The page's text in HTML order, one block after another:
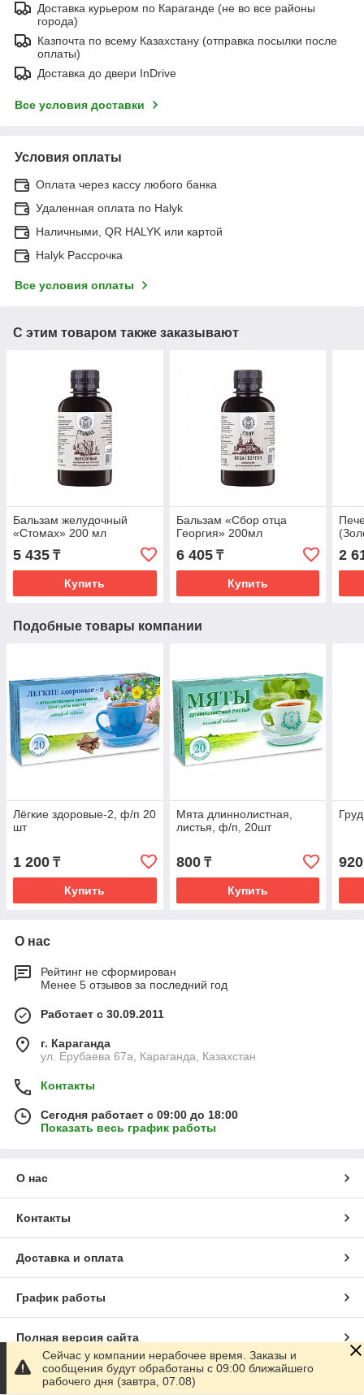
Доставка курьером по Караганде (не во все районы
города)
Казпочта по всему Казахстану (отправка посылки после
оплаты)
Доставка до двери InDrive
Все условия доставки
Условия оплаты
Оплата через кассу любого банка
Удаленная оплата по Halyk
Наличными, QR HALYK или картой
Halyk Рассрочка
Все условия оплаты
С этим товаром также заказывают
Бальзам желудочный
«Стомах» 200 мл
5 435 ₸
Купить
Бальзам «Сбор отца
Георгия» 200мл
6 405₸
Купить
2
Подобные товары компании
Лёгкие здоровые-2, ф/п 20
шт
1 200 ₸
Купить
Мята длиннолистная,
листья, ф/п, 20шт
800₸
Купить
920
О нас
Рейтинг не сформирован
Менее 5 отзывов за последний год
Работает с 30.09.2011
г. Караганда
ул. Ерубаева 67а, Караганда, Казахстан
Контакты
Сегодня работает с 09:00 до 18:00
Показать весь график работы
О нас
Контакты
Доставка и оплата
График работы
Полная версия сайта
Сайт создан на маркетплейсеSatu.kz
Сейчас у компании нерабочее время. Заказы и
сообщения будут обработаны с 09:00 ближайшего
рабочего дня (завтра, 07.08)